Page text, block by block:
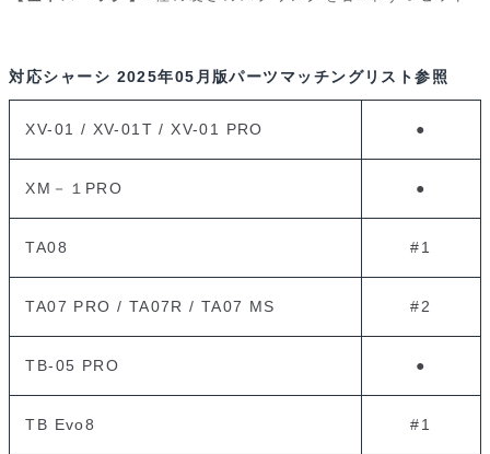
対応シャーシ 2025年05月版パーツマッチングリスト参照
XV-01 / XV-01T / XV-01 PRO ●
XM－１PRO ●
TA08 #1
TA07 PRO / TA07R / TA07 MS #2
TB-05 PRO ●
TB Evo8 #1